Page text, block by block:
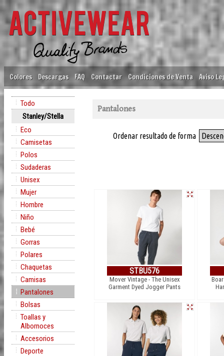
Colores Descargas FAQ Contactar Condiciones de Venta Aviso
Todo
Stanley/Stella
Eco
Camisetas
Polos
Sudaderas
Unisex
Mujer
Hombre
Niño
Bebé
Gorras
Polares
Chaquetas
Camisas
Pantalones
Bolsas
Toallas y
Albornoces
Accesorios
Deporte
Pantalones
Ordenar resultado de forma
STBU576
Mover Vintage - The Unisex
Garment Dyed Jogger Pants